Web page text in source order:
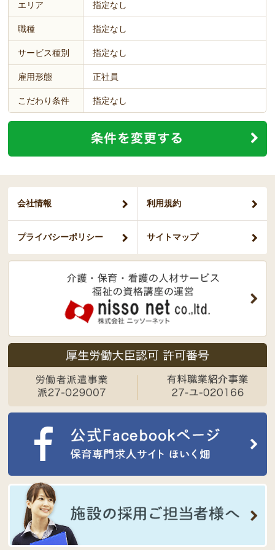
エリア 指定なし
職種 指定なし
サービス種別 指定なし
雇用形態 正社員
こだわり条件 指定なし
会社情報 利用規約
プライバシーポリシー サイトマップ